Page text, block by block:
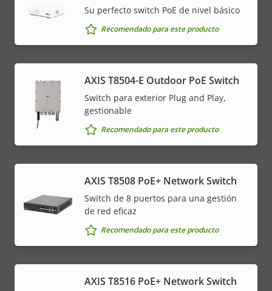
Su perfecto switch PoE de nivel básico
Recomendado para este producto
AXIS T8504-E Outdoor PoE Switch
Switch para exterior Plug and Play,
gestionable
Recomendado para este producto
AXIS T8508 PoE+ Network Switch
Switch de 8 puertos para una gestión
de red eficaz
Recomendado para este producto
AXIS T8516 PoE+ Network Switch